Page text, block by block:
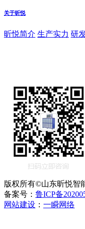
关于昕悦
昕悦简介 生产实力 研
版权所有©山东昕悦智
备案号： 鲁ICP备
网站建设 ： 一瞬网络